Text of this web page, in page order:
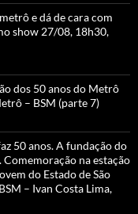
e dá de cara com
show 27/08, 18h30,
dos 50 anos do Metrô
– BSM (parte 7)
50 anos. A fundação do
na estação
do Estado de São
– Ivan Costa Lima,